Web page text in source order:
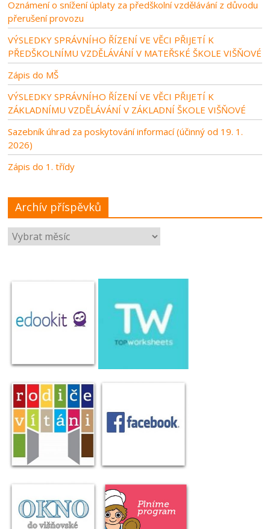
Oznámení o snížení úplaty za předškolní vzdělávání z důvodu
přerušení provozu
VÝSLEDKY SPRÁVNÍHO ŘÍZENÍ VE VĚCI PŘIJETÍ K
PŘEDŠKOLNÍMU VZDĚLÁVÁNÍ V MATEŘSKÉ ŠKOLE VIŠŇOVÉ
Zápis do MŠ
VÝSLEDKY SPRÁVNÍHO ŘÍZENÍ VE VĚCI PŘIJETÍ K
ZÁKLADNÍMU VZDĚLÁVÁNÍ V ZÁKLADNÍ ŠKOLE VIŠŇOVÉ
Sazebník úhrad za poskytování informací (účinný od 19. 1.
2026)
Zápis do 1. třídy
Archív příspěvků